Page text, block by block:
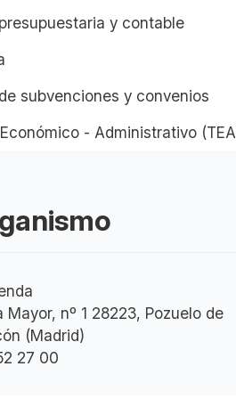
y contable
subvenciones y convenios
- Administrativo
Mayor, nº 1 28223, Pozuelo de
(Madrid)
27 00